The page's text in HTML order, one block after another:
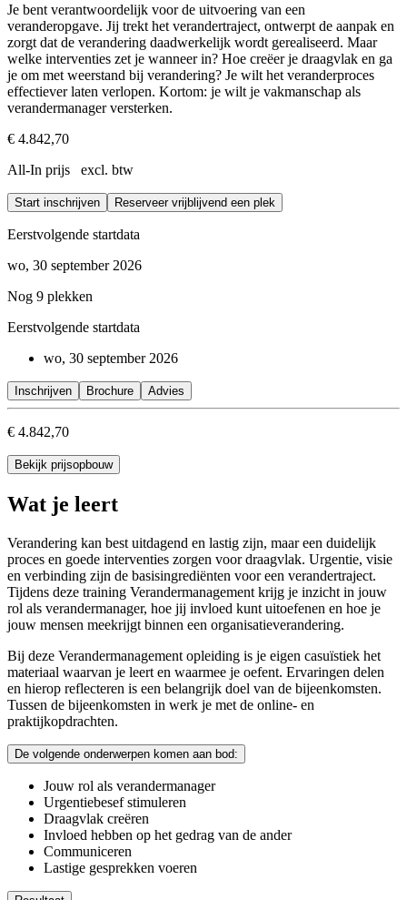
Je bent verantwoordelijk voor de uitvoering van een
veranderopgave. Jij trekt het verandertraject, ontwerpt de aanpak en
zorgt dat de verandering daadwerkelijk wordt gerealiseerd. Maar
welke interventies zet je wanneer in? Hoe creëer je draagvlak en ga
je om met weerstand bij verandering? Je wilt het veranderproces
effectiever laten verlopen. Kortom: je wilt je vakmanschap als
verandermanager versterken.
€ 4.842,70
All-In prijs excl. btw
Start inschrijven Reserveer vrijblijvend een plek
Eerstvolgende startdata
wo, 30 september 2026
Nog 9 plekken
Eerstvolgende startdata
wo, 30 september 2026
Inschrijven Brochure Advies
€ 4.842,70
Bekijk prijsopbouw
Wat je leert
Verandering kan best uitdagend en lastig zijn, maar een duidelijk
proces en goede interventies zorgen voor draagvlak. Urgentie, visie
en verbinding zijn de basisingrediënten voor een verandertraject.
Tijdens deze training Verandermanagement krijg je inzicht in jouw
rol als verandermanager, hoe jij invloed kunt uitoefenen en hoe je
jouw mensen meekrijgt binnen een organisatieverandering.
Bij deze Verandermanagement opleiding is je eigen casuïstiek het
materiaal waarvan je leert en waarmee je oefent. Ervaringen delen
en hierop reflecteren is een belangrijk doel van de bijeenkomsten.
Tussen de bijeenkomsten in werk je met de online- en
praktijkopdrachten.
De volgende onderwerpen komen aan bod:
Jouw rol als verandermanager
Urgentiebesef stimuleren
Draagvlak creëren
Invloed hebben op het gedrag van de ander
Communiceren
Lastige gesprekken voeren